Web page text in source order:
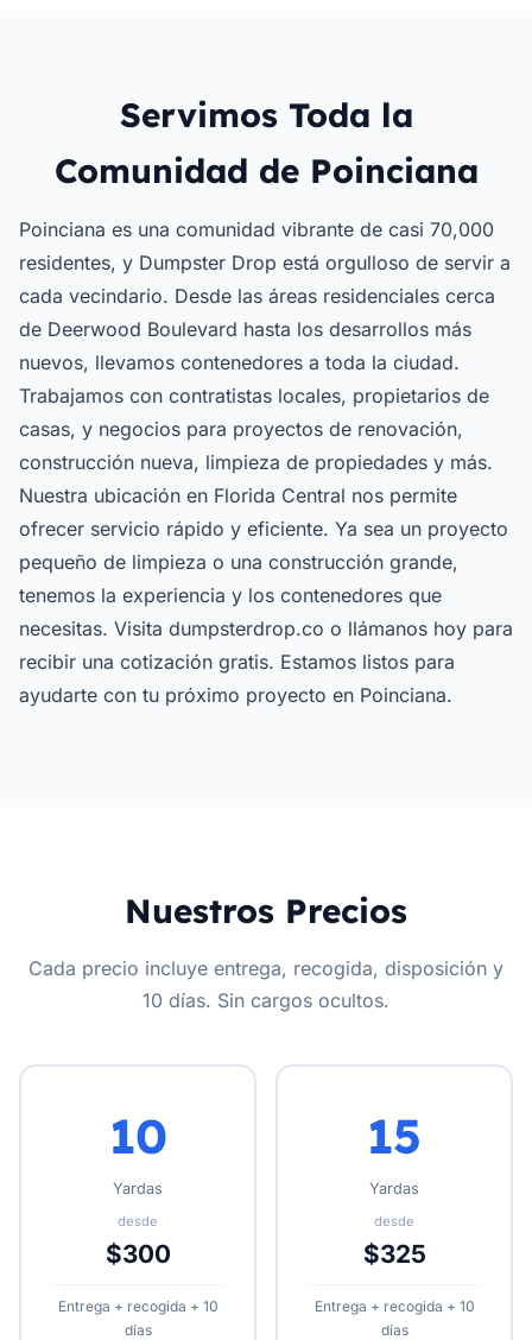
Servimos Toda la
Comunidad de Poinciana
Poinciana es una comunidad vibrante de casi 70,000
residentes, y Dumpster Drop está orgulloso de servir a
cada vecindario. Desde las áreas residenciales cerca
de Deerwood Boulevard hasta los desarrollos más
nuevos, llevamos contenedores a toda la ciudad.
Trabajamos con contratistas locales, propietarios de
casas, y negocios para proyectos de renovación,
construcción nueva, limpieza de propiedades y más.
Nuestra ubicación en Florida Central nos permite
ofrecer servicio rápido y eficiente. Ya sea un proyecto
pequeño de limpieza o una construcción grande,
tenemos la experiencia y los contenedores que
necesitas. Visita dumpsterdrop.co o llámanos hoy para
recibir una cotización gratis. Estamos listos para
ayudarte con tu próximo proyecto en Poinciana.
Nuestros Precios
Cada precio incluye entrega, recogida, disposición y
10 días. Sin cargos ocultos.
10
Yardas
desde
$300
Entrega + recogida + 10
días
15
Yardas
desde
$325
Entrega + recogida + 10
días